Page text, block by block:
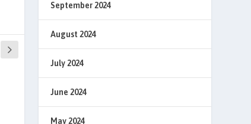
September 2024
August 2024
July 2024
June 2024
May 2024